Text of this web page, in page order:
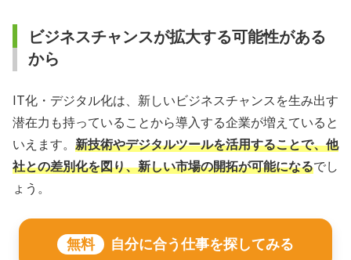
ビジネスチャンスが拡大する可能性がある
から
IT化・デジタル化は、新しいビジネスチャンスを生み出す
潜在力も持っていることから導入する企業が増えていると
いえます。 新技術やデジタルツールを活用することで、他
社との差別化を図り、新しい市場の開拓が可能になるでし
ょう。
無料 自分に合う仕事を探してみる